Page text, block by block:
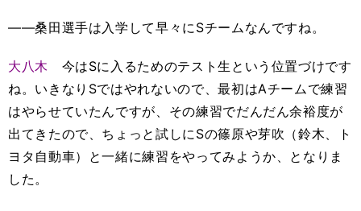
――桑田選手は入学して早々にSチームなんですね。
大八木 今はSに入るためのテスト生という位置づけです
ね。いきなりSではやれないので、最初はAチームで練習
はやらせていたんですが、その練習でだんだん余裕度が
出てきたので、ちょっと試しにSの篠原や芽吹（鈴木、ト
ヨタ自動車）と一緒に練習をやってみようか、となりま
した。